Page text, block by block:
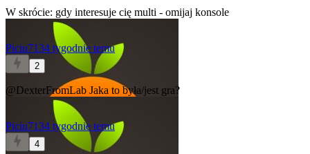
W skrócie: gdy interesuje cię multi - omijaj konsole
Piciu7134 tygodnie temu
2
@DexterFromLab Jaka to była/jest gra?
Piciu7134 tygodnie temu
4